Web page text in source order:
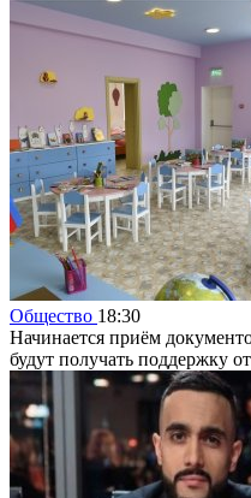
Общество 18:30
Начинается приём
будут получать поддержку